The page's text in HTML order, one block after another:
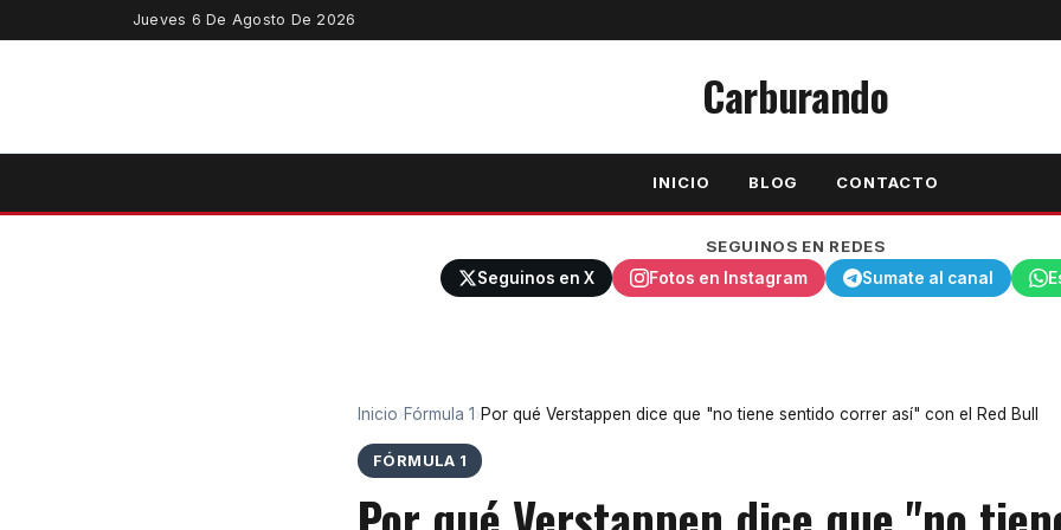
Jueves 6 De Agosto De 2026
Carburando
INICIO BLOG CONTACTO
SEGUINOS EN REDES
Seguinos en X
Fotos en Instagram Sumate al canal
Inicio›Fórmula 1›Por qué Verstappen dice que "no tiene sentido correr así" con el Red Bull
FÓRMULA 1